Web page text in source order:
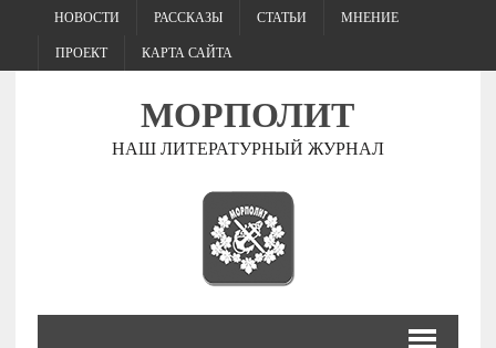
НОВОСТИ РАССКАЗЫ СТАТЬИ МНЕНИЕ
ПРОЕКТ КАРТА САЙТА
МОРПОЛИТ
НАШ ЛИТЕРАТУРНЫЙ ЖУРНАЛ